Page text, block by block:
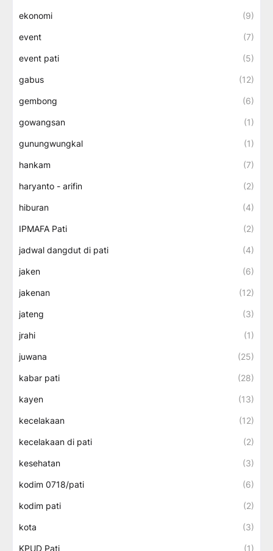
ekonomi (9)
event (7)
event pati (5)
gabus (12)
gembong (6)
gowangsan (1)
gunungwungkal (1)
hankam (7)
haryanto - arifin (2)
hiburan (4)
IPMAFA Pati (2)
jadwal dangdut di pati (4)
jaken (6)
jakenan (12)
jateng (3)
jrahi (1)
juwana (25)
kabar pati (28)
kayen (13)
kecelakaan (12)
kecelakaan di pati (2)
kesehatan (3)
kodim 0718/pati (6)
kodim pati (2)
kota (3)
KPUD Pati (1)